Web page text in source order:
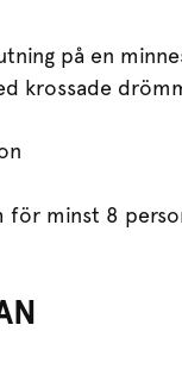
på en
krossade
för minst 8